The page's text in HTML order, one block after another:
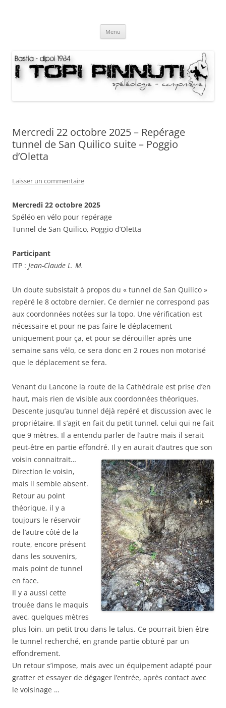
Menu
Mercredi 22 octobre 2025 – Repérage
tunnel de San Quilico suite – Poggio
d’Oletta
Laisser un commentaire
Mercredi 22 octobre 2025
Spéléo en vélo pour repérage
Tunnel de San Quilico, Poggio d’Oletta
Participant
ITP : Jean-Claude L. M.
Un doute subsistait à propos du « tunnel de San Quilico »
repéré le 8 octobre dernier. Ce dernier ne correspond pas
aux coordonnées notées sur la topo. Une vérification est
nécessaire et pour ne pas faire le déplacement
uniquement pour ça, et pour se dérouiller après une
semaine sans vélo, ce sera donc en 2 roues non motorisé
que le déplacement se fera.
Venant du Lancone la route de la Cathédrale est prise d’en
haut, mais rien de visible aux coordonnées théoriques.
Descente jusqu’au tunnel déjà repéré et discussion avec le
propriétaire. Il s’agit en fait du petit tunnel, celui qui ne fait
que 9 mètres. Il a entendu parler de l’autre mais il serait
peut-être en partie effondré. Il y en aurait d’autres que son
voisin connaitrait…
Direction le voisin,
mais il semble absent.
Retour au point
théorique, il y a
toujours le réservoir
de l’autre côté de la
route, encore présent
dans les souvenirs,
mais point de tunnel
en face.
Il y a aussi cette
trouée dans le maquis
avec, quelques mètres
plus loin, un petit trou dans le talus. Ce pourrait bien être
le tunnel recherché, en grande partie obturé par un
effondrement.
Un retour s’impose, mais avec un équipement adapté pour
gratter et essayer de dégager l’entrée, après contact avec
le voisinage …